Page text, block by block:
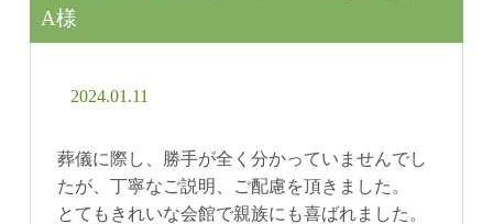
A様
2024.01.11
葬儀に際し、勝手が全く分かっていませんでし
たが、丁寧なご説明、ご配慮を頂きました。
とてもきれいな会館で親族にも喜ばれました。